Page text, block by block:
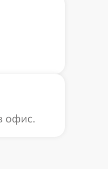
офис.